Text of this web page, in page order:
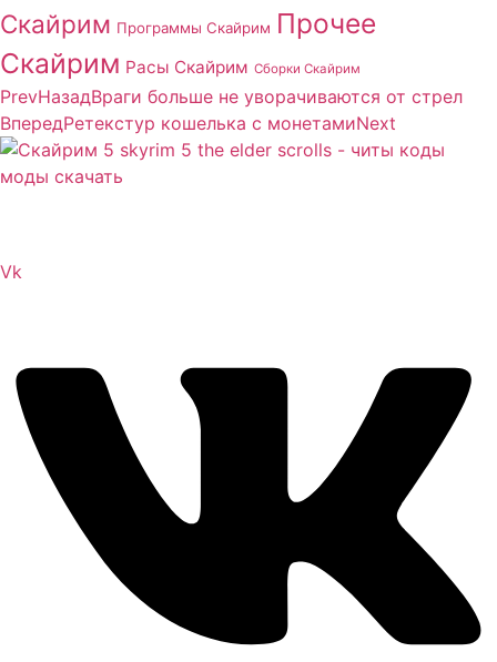
Скайрим Программы Скайрим Прочее
Скайрим Расы Скайрим Сборки Скайрим
PrevНазадВраги больше не уворачиваются от стрел
ВпередРетекстур кошелька с монетамиNext
Vk